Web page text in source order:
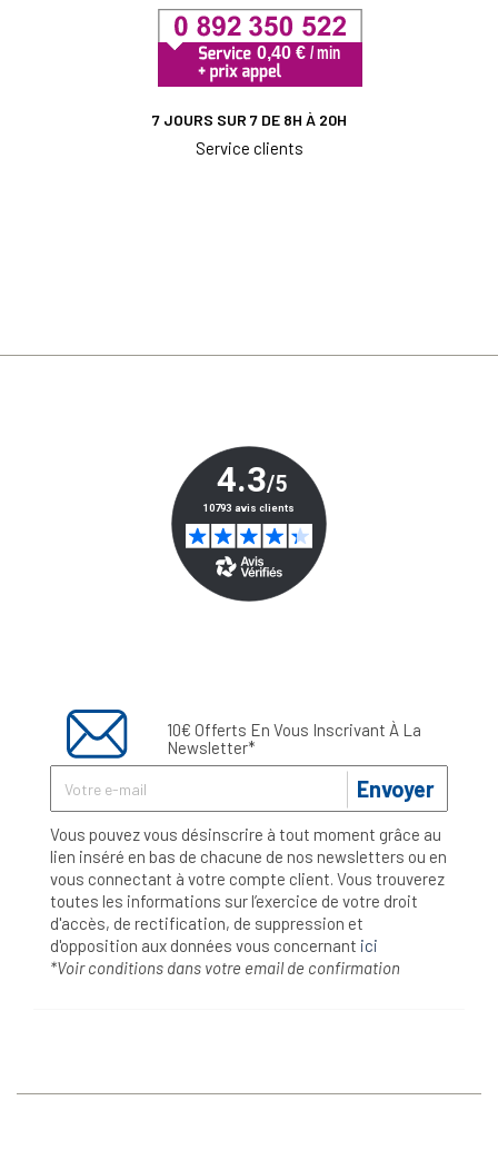
7 JOURS SUR 7 DE 8H À 20H
Service clients
10€ Offerts En Vous Inscrivant À La
Newsletter*
Envoyer
Vous pouvez vous désinscrire à tout moment grâce au
lien inséré en bas de chacune de nos newsletters ou en
vous connectant à votre compte client. Vous trouverez
toutes les informations sur l’exercice de votre droit
d'accès, de rectification, de suppression et
d'opposition aux données vous concernant ici
*Voir conditions dans votre email de confirmation